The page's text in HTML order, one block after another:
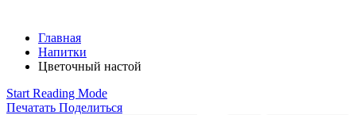
Главная
Напитки
Цветочный настой
Start Reading Mode
Печатать Поделиться